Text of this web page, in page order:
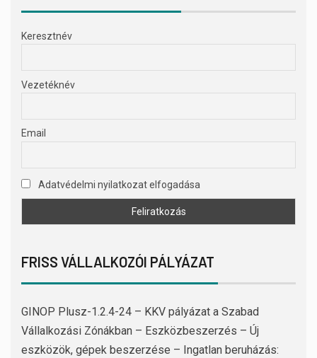
Keresztnév
Vezetéknév
Email
Adatvédelmi nyilatkozat elfogadása
FRISS VÁLLALKOZÓI PÁLYÁZAT
GINOP Plusz-1.2.4-24 – KKV pályázat a Szabad
Vállalkozási Zónákban – Eszközbeszerzés – Új
eszközök, gépek beszerzése – Ingatlan beruházás: